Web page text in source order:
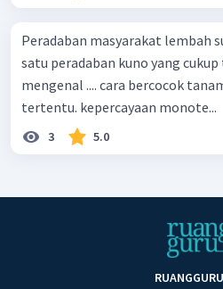
Peradaban masyarakat lembah
satu peradaban kuno yang
mengenal .... cara bercocok tanam. huruf. tata kota
tertentu. kepercayaan monote...
3 5.0